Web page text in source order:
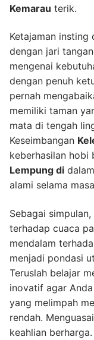
Kemarau terik.
Ketajaman insting
dengan jari
mengenai
dengan penuh
pernah
memiliki taman
mata di tengah
Keseimbangan
keberhasilan hobi
Lempung di
alami selama masa
Sebagai
terhadap cuaca
mendalam
menjadi pondasi
Teruslah belajar
inovatif agar
yang melimpah
rendah. Menguasai
keahlian